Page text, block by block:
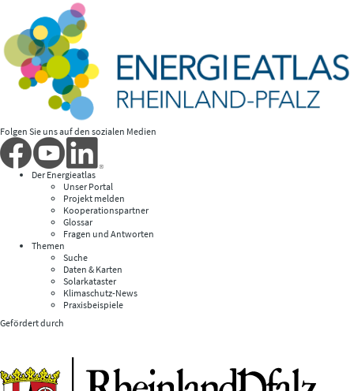
Folgen Sie uns auf den sozialen Medien
Der Energieatlas
Unser Portal
Projekt melden
Kooperationspartner
Glossar
Fragen und Antworten
Themen
Suche
Daten & Karten
Solarkataster
Klimaschutz-News
Praxisbeispiele
Gefördert durch